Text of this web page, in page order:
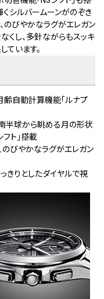
くシルバームーンがのぞき
のびやかなラグがエレガン
くし、多針ながらもスッキ
ています。
自動計算機能「ルナプ
半球から眺める月の形状
ト」搭載
びやかなラグがエレガン
きりとしたダイヤルで視